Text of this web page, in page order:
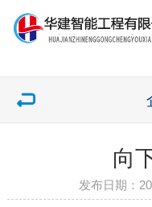
向
发布日期：